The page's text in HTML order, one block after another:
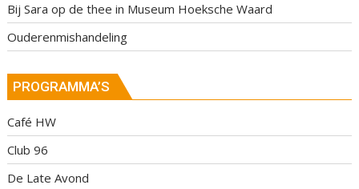
Bij Sara op de thee in Museum Hoeksche Waard
Ouderenmishandeling
PROGRAMMA’S
Café HW
Club 96
De Late Avond